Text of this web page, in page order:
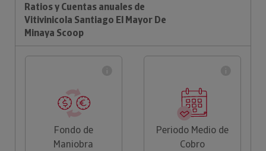
Ratios y Cuentas anuales de
Vitivinicola Santiago El Mayor De
Minaya Scoop
Fondo de
Maniobra
Periodo Medio de
Cobro